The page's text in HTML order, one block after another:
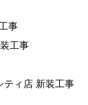
事
工事
ティ店 新装工事